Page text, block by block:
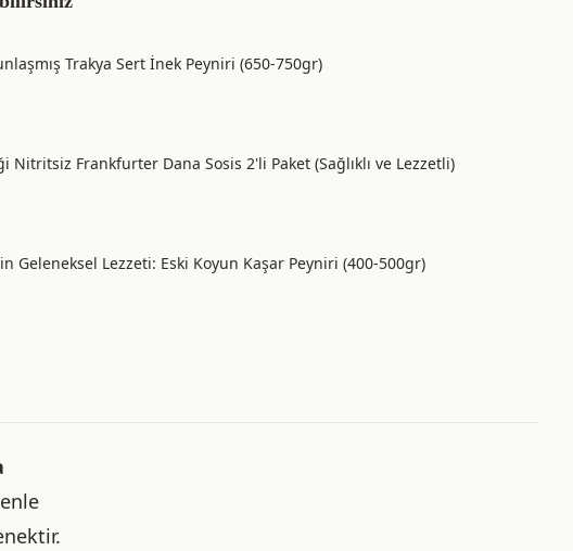
Trakya Sert İnek Peyniri (650-750gr)
Nitritsiz Frankfurter Dana Sosis 2'li Paket (Sağlıklı ve Lezzetli)
Geleneksel Lezzeti: Eski Koyun Kaşar Peyniri (400-500gr)